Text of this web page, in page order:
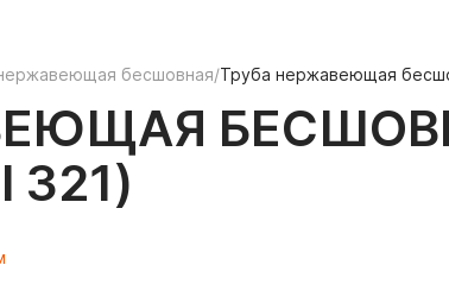
бесшовная/Труба нержавеющая
321)